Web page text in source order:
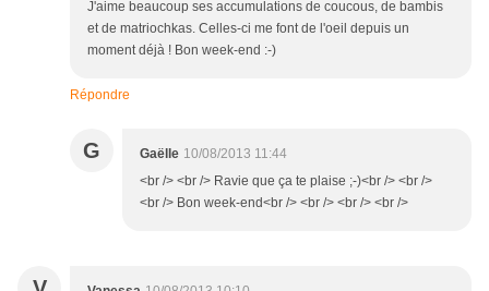
J'aime beaucoup ses accumulations de coucous, de bambis
et de matriochkas. Celles-ci me font de l'oeil depuis un
moment déjà ! Bon week-end :-)
Répondre
G Gaëlle 10/08/2013 11:44
<br /> <br /> Ravie que ça te plaise ;-)<br /> <br />
<br /> Bon week-end<br /> <br /> <br /> <br />